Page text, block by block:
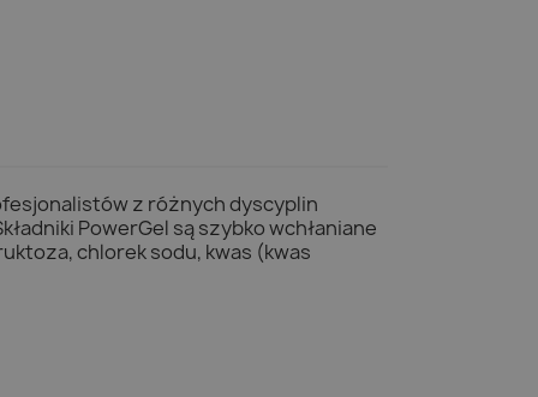
z różnych dyscyplin
PowerGel są szybko wchłaniane
chlorek sodu, kwas (kwas